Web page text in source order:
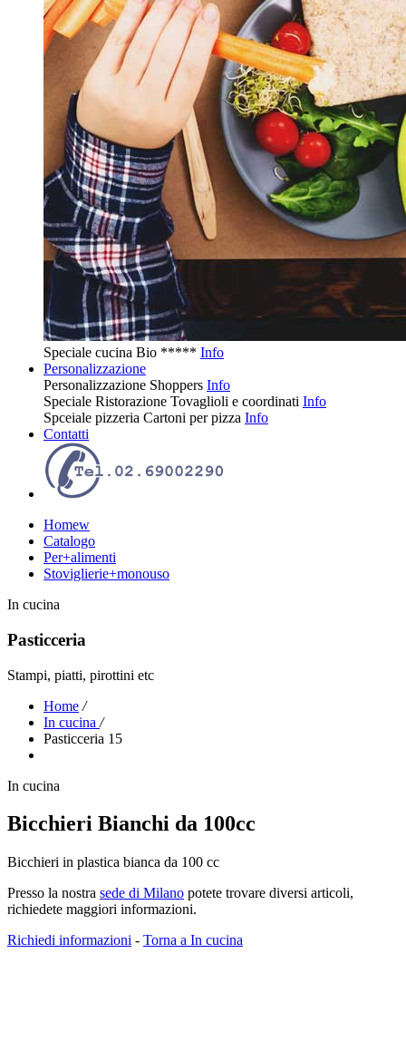
Speciale cucina Bio ***** Info
Personalizzazione
Personalizzazione Shoppers Info
Speciale Ristorazione Tovaglioli e coordinati Info
Spceiale pizzeria Cartoni per pizza Info
Contatti
Homew
Catalogo
Per+alimenti
Stoviglierie+monouso
In cucina
Pasticceria
Stampi, piatti, pirottini etc
Home /
In cucina /
Pasticceria 15
In cucina
Bicchieri Bianchi da 100cc
Bicchieri in plastica bianca da 100 cc
Presso la nostra sede di Milano potete trovare diversi articoli,
richiedete maggiori informazioni.
Richiedi informazioni - Torna a In cucina